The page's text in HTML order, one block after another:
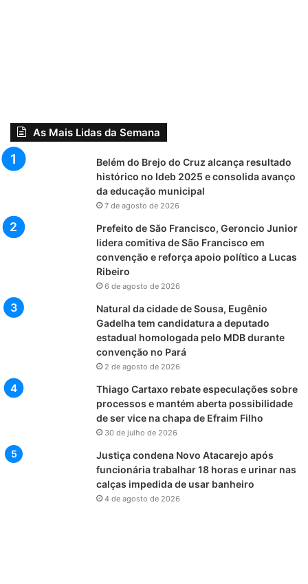
As Mais Lidas da Semana
Belém do Brejo do Cruz alcança resultado
histórico no Ideb 2025 e consolida avanço
da educação municipal
7 de agosto de 2026
Prefeito de São Francisco, Geroncio Junior
lidera comitiva de São Francisco em
convenção e reforça apoio político a Lucas
Ribeiro
6 de agosto de 2026
Natural da cidade de Sousa, Eugênio
Gadelha tem candidatura a deputado
estadual homologada pelo MDB durante
convenção no Pará
2 de agosto de 2026
Thiago Cartaxo rebate especulações sobre
processos e mantém aberta possibilidade
de ser vice na chapa de Efraim Filho
30 de julho de 2026
Justiça condena Novo Atacarejo após
funcionária trabalhar 18 horas e urinar nas
calças impedida de usar banheiro
4 de agosto de 2026